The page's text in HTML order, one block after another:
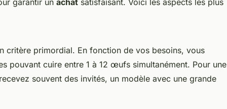
critère primordial. En fonction de vos besoins, vous
pouvant cuire entre 1 à 12 œufs simultanément. Pour une
souvent des invités, un modèle avec une grande